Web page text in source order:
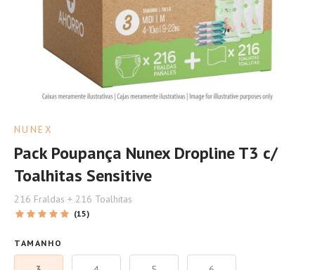
NUNEX
Pack Poupança Nunex Dropline T3 c/
Toalhitas Sensitive
216 Fraldas + 216 Toalhitas
(15)
TAMANHO